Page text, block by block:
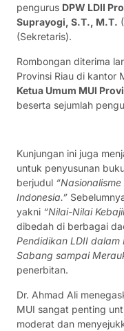
pengurus DPW LDII
Suprayogi, S.T., M.T.
(Sekretaris).
Rombongan diterima
Provinsi Riau di kantor
Ketua Umum MUI
beserta sejumlah
Kunjungan ini juga
untuk penyusunan
berjudul
Indonesia.”
yakni “Nilai-Nilai
dibedah di berbagai
Pendidikan LDII dalam
Sabang sampai
penerbitan.
Dr. Ahmad Ali
MUI sangat penting
moderat dan